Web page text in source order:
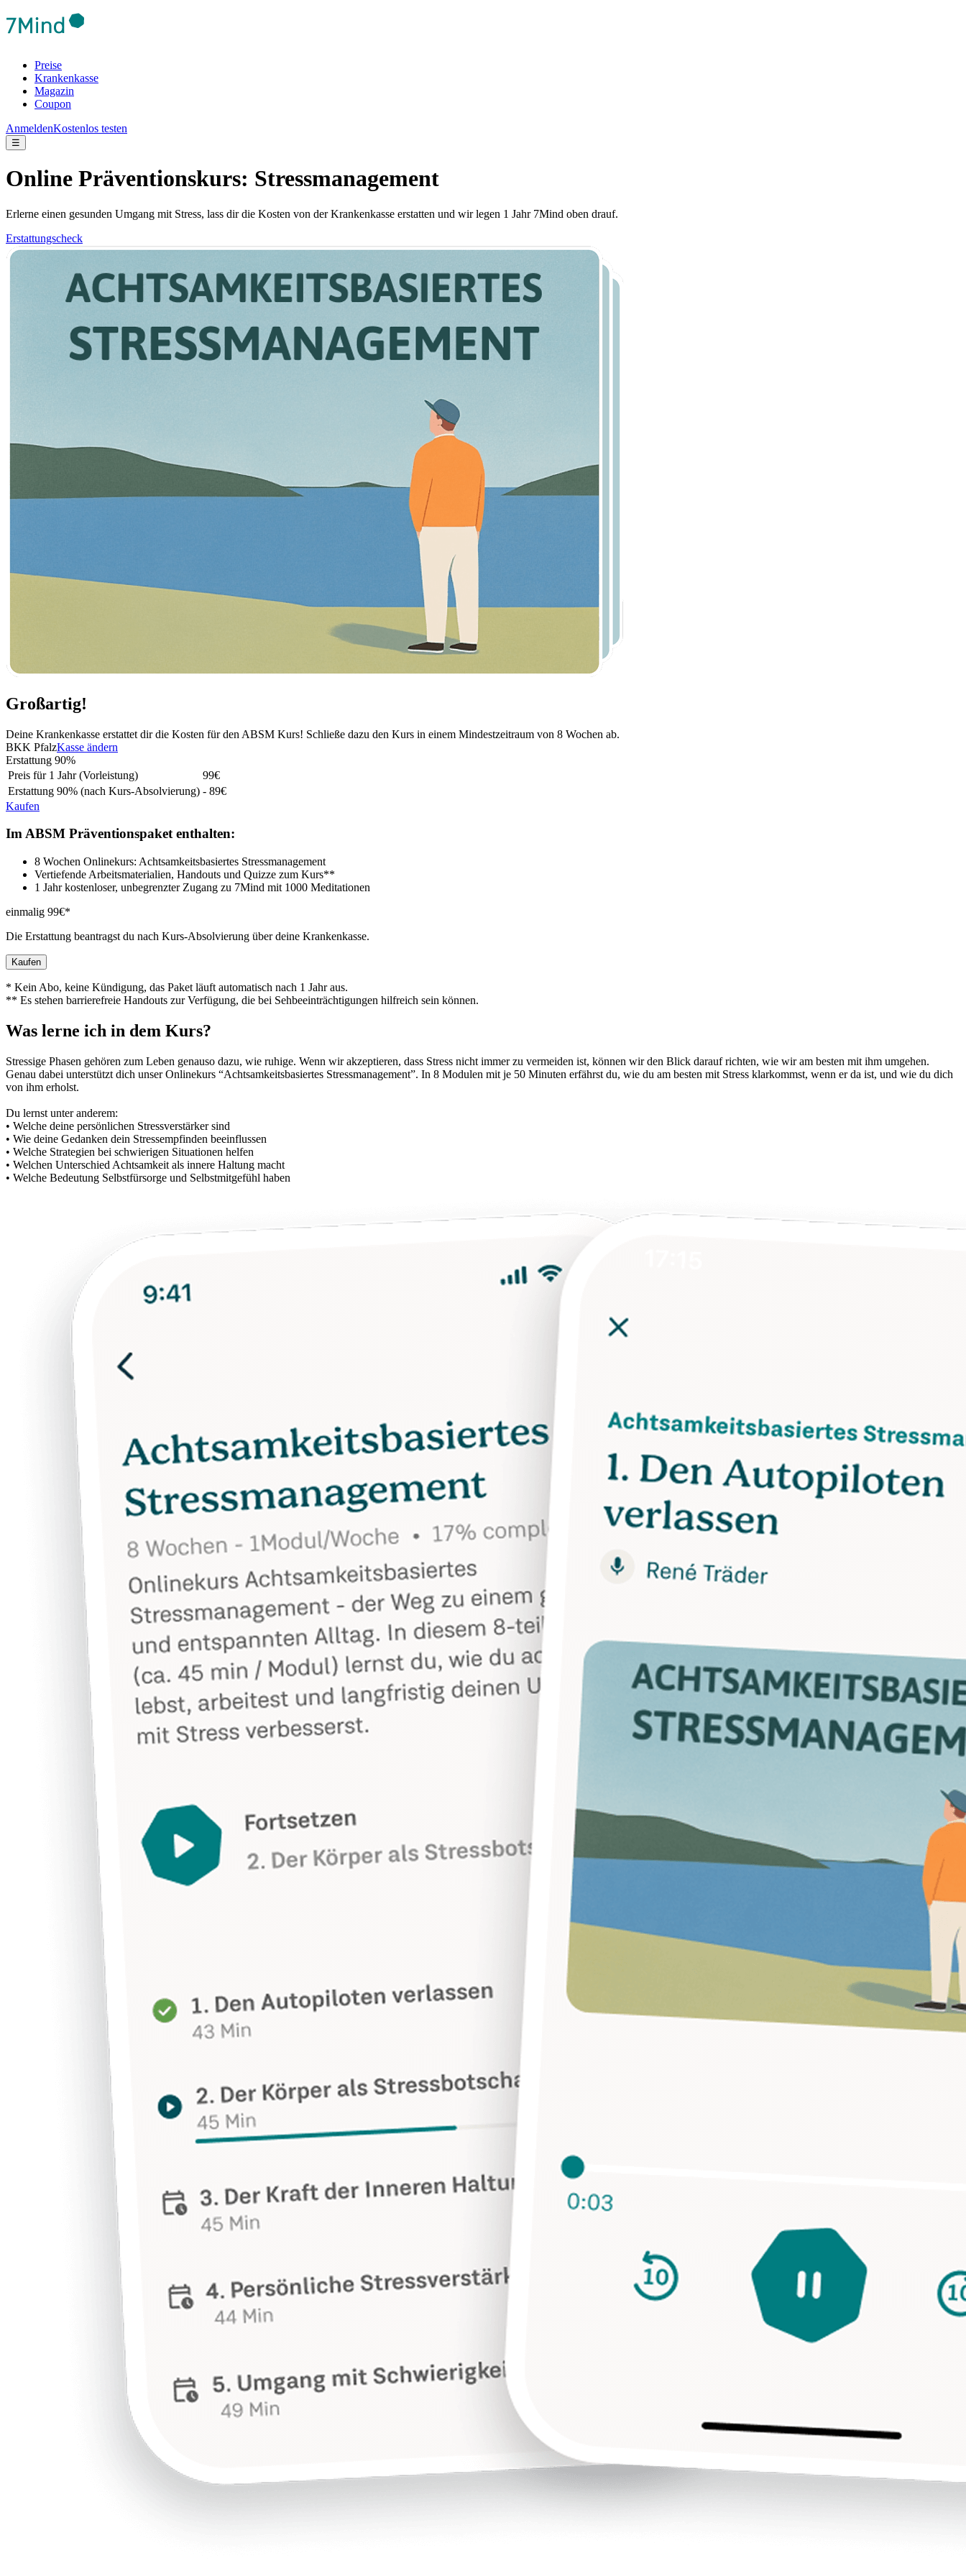
Preise
Krankenkasse
Magazin
Coupon
AnmeldenKostenlos testen
☰
Online Präventionskurs: Stressmanagement
Erlerne einen gesunden Umgang mit Stress, lass dir die Kosten von der Krankenkasse erstatten und wir legen 1 Jahr 7Mind oben drauf.
Erstattungscheck
Großartig!
Deine Krankenkasse erstattet dir die Kosten für den ABSM Kurs! Schließe dazu den Kurs in einem Mindestzeitraum von 8 Wochen ab.
BKK PfalzKasse ändern
Erstattung 90%
Preis für 1 Jahr (Vorleistung)
99€
Erstattung 90% (nach Kurs-Absolvierung) - 89€
Kaufen
Im ABSM Präventionspaket enthalten:
8 Wochen Onlinekurs: Achtsamkeitsbasiertes Stressmanagement
Vertiefende Arbeitsmaterialien, Handouts und Quizze zum Kurs**
1 Jahr kostenloser, unbegrenzter Zugang zu 7Mind mit 1000 Meditationen
einmalig 99€*
Die Erstattung beantragst du nach Kurs-Absolvierung über deine Krankenkasse.
Kaufen
* Kein Abo, keine Kündigung, das Paket läuft automatisch nach 1 Jahr aus.
** Es stehen barrierefreie Handouts zur Verfügung, die bei Sehbeeinträchtigungen hilfreich sein können.
Was lerne ich in dem Kurs?
Stressige Phasen gehö­ren zum Leben genauso dazu, wie ruhige. Wenn wir akzeptieren, dass Stress nicht immer zu vermeiden ist, können wir den Blick darauf rich­ten, wie wir am besten mit ihm umgehen.
Genau dabei unterstützt dich unser Onlinekurs “Achtsamkeitsbasiertes Stressmanagement”. In 8 Modulen mit je 50 Minuten erfährst du, wie du am besten mit Stress klarkommst, wenn er da ist, und wie du dich
von ihm erholst.
Du lernst unter anderem:
• Welche deine persönlichen Stressverstärker sind
• Wie deine Gedanken dein Stressempfinden beeinflussen
• Welche Strategien bei schwierigen Situationen helfen
• Welchen Unterschied Achtsamkeit als innere Haltung macht
• Welche Bedeutung Selbstfürsorge und Selbstmitgefühl haben